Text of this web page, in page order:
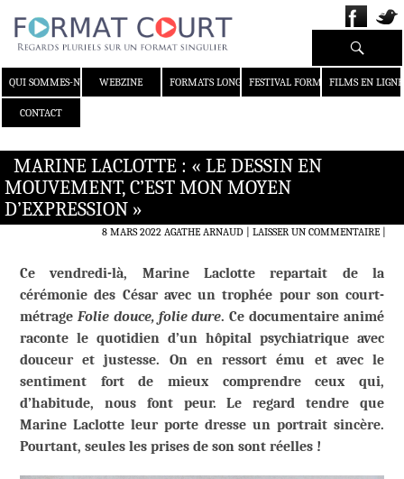
QUI SOMMES-NOUS ?WEBZINE FORMATS LONGS FESTIVAL FORMAT COURT
FILMS EN LIGNE
CONTACT
Recherche
MARINE LACLOTTE : « LE DESSIN EN
MOUVEMENT, C’EST MON MOYEN
D’EXPRESSION »
8 MARS 2022 AGATHE ARNAUD LAISSER UN COMMENTAIRE|
Ce vendredi-là, Marine Laclotte repartait de la
cérémonie des César avec un trophée pour son court-
métrage Folie douce, folie dure. Ce documentaire animé
raconte le quotidien d’un hôpital psychiatrique avec
douceur et justesse. On en ressort ému et avec le
sentiment fort de mieux comprendre ceux qui,
d’habitude, nous font peur. Le regard tendre que
Marine Laclotte leur porte dresse un portrait sincère.
Pourtant, seules les prises de son sont réelles !